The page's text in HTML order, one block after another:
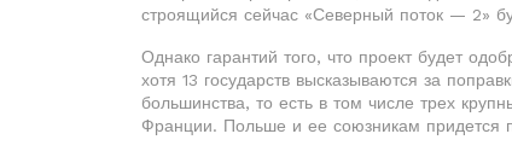
строящийся сейчас «Северный поток — 2»
Однако гарантий того, что проект будет
хотя 13 государств высказываются за
большинства, то есть в том числе трех
Франции. Польше и ее союзникам придется